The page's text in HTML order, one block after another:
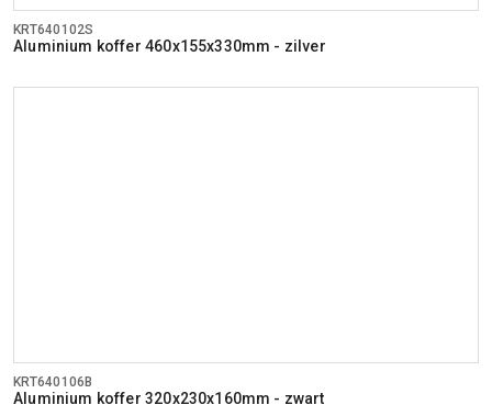
KRT640102S
Aluminium koffer 460x155x330mm - zilver
KRT640106B
Aluminium koffer 320x230x160mm - zwart